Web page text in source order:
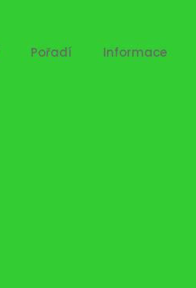
Pořadí Informace